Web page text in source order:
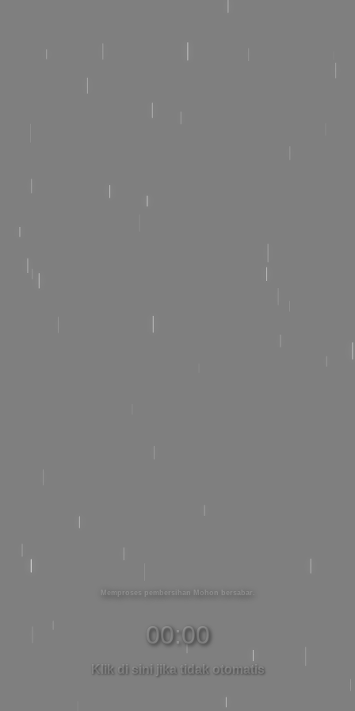
Memproses pembersihan Mohon bersabar
00:00
Klik di sini jika tidak otomatis